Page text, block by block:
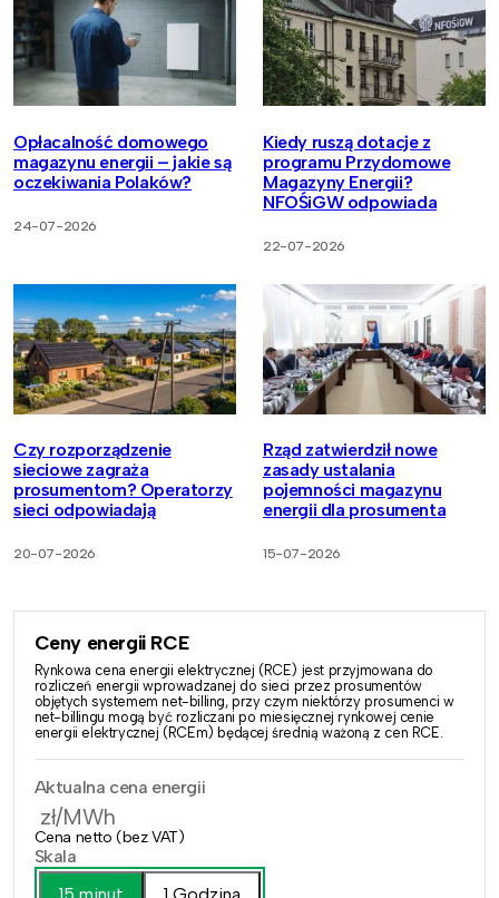
Opłacalność domowego
magazynu energii – jakie są
oczekiwania Polaków?
24-07-2026
Kiedy ruszą dotacje z
programu Przydomowe
Magazyny Energii?
NFOŚiGW odpowiada
22-07-2026
Czy rozporządzenie
sieciowe zagraża
prosumentom? Operatorzy
sieci odpowiadają
20-07-2026
Rząd zatwierdził nowe
zasady ustalania
pojemności magazynu
energii dla prosumenta
15-07-2026
Ceny energii RCE
Rynkowa cena energii elektrycznej (RCE) jest przyjmowana do
rozliczeń energii wprowadzanej do sieci przez prosumentów
objętych systemem net-billing, przy czym niektórzy prosumenci w
net-billingu mogą być rozliczani po miesięcznej rynkowej cenie
energii elektrycznej (RCEm) będącej średnią ważoną z cen RCE.
Aktualna cena energii
zł/MWh
Cena netto (bez VAT)
Skala